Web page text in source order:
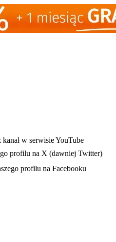
karcie
nowej karciew serwisie YouTube
profilu na X (dawniej Twitter)
w nowej karcieprofilu na Facebooku